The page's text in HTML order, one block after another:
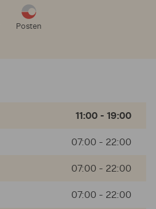
Posten
11:00 - 19:00
07:00 - 22:00
07:00 - 22:00
07:00 - 22:00